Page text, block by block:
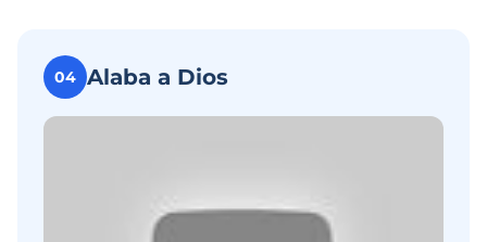
04 Alaba a Dios